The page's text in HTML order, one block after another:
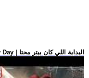
.. فيلم Spider-Man: Brand New Day | البداية اللي كان بيتر محتا